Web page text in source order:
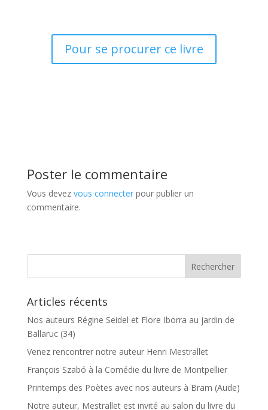
Pour se procurer ce livre
Poster le commentaire
Vous devez vous connecterpour publier un
commentaire.
Articles récents
Nos auteurs Régine Seidel et Flore Iborra au jardin de
Ballaruc (34)
Venez rencontrer notre auteur Henri Mestrallet
François Szabó à la Comédie du livre de Montpellier
Printemps des Poètes avec nos auteurs à Bram (Aude)
Notre auteur, Mestrallet est invité au salon du livre du